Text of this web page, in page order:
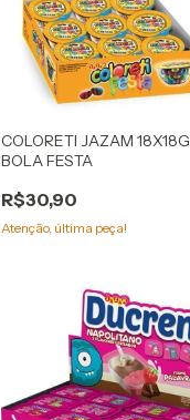
COLORETI JAZAM 18X18G
BOLA FESTA
R$30,90
Atenção, última peça!